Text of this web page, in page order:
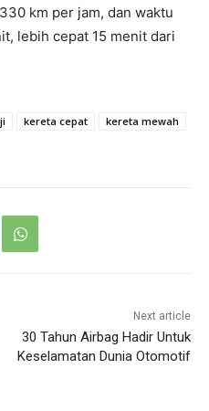
km per jam, dan waktu
lebih cepat 15 menit dari
kereta cepat
kereta mewah
Next article
30 Tahun Airbag Hadir Untuk
Keselamatan Dunia Otomotif